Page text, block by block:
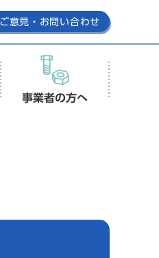
ご意見・お問い合わせ
事業者の方へ